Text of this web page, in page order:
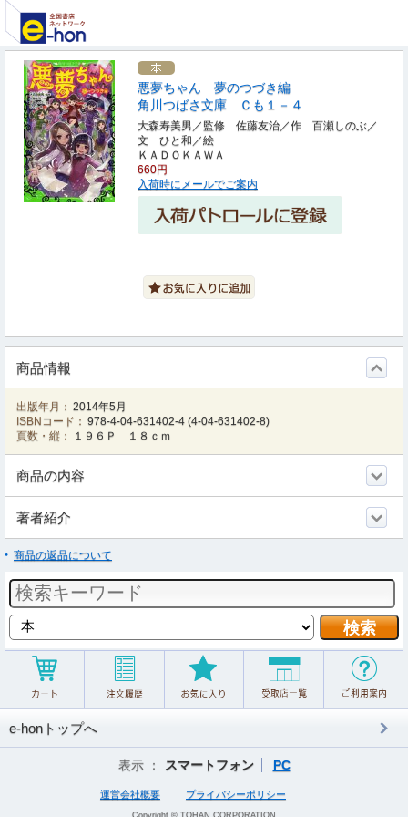
悪夢ちゃん 夢のつづき編
角川つばさ文庫 Ｃも１－４
大森寿美男／監修 佐藤友治／作 百瀬しのぶ／
文 ひと和／絵
ＫＡＤＯＫＡＷＡ
660円
入荷時にメールでご案内
商品情報
出版年月： 2014年5月
ISBNコード： 978-4-04-631402-4 (4-04-631402-8)
頁数・縦：
１９６Ｐ １８ｃｍ
商品の内容
著者紹介
商品の返品について
e-honトップへ
表示 ： スマートフォン PC
運営会社概要 プライバシーポリシー
Copyright © TOHAN CORPORATION